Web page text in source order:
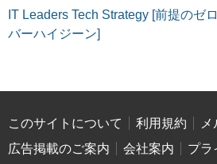
IT Leaders Tech Strategy [前提のゼ
バーハイジーン]
このサイトについて 利用規約
広告掲載のご案内
会社案内
プラ